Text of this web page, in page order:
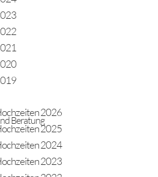
2026
2025
2024
2023
Beratung